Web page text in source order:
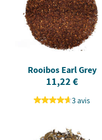
Rooibos Earl Grey
11,22 €
3 avis